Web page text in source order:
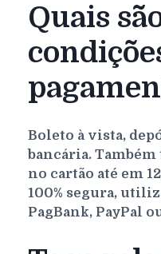
Quais
Boleto à vista,
bancária.
no cartão até em
100% segura,
PagBank, PayPal